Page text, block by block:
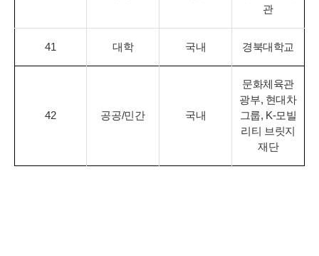
관
41 대학 국내 경북대학교
42 공공/민간 국내
문화체육관
광부, 현대차
그룹, K-모빌
리티 브릿지
재단